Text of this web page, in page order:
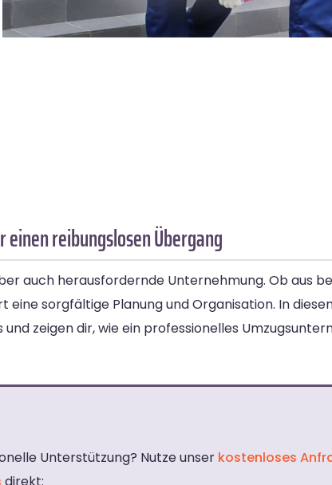
einen reibungslosen Übergang
auch herausfordernde Unternehmung. Ob aus
sorgfältige Planung und Organisation. In
zeigen dir, wie ein professionelles
Unterstützung? Nutze unser kostenloses